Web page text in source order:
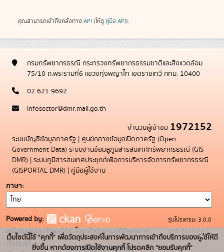
คุณสามารถเข้าถึงคลังทาง API (ให้ดู คู่มือ API).
กรมทรัพยากรธรณี กระทรวงทรัพยากรธรรมชาติและสิ่งแวดล้อม
75/10 ถ.พระรามที่6 แขวงทุ่งพญาไท เขตราชเทวี กทม. 10400
02 621 9692
infosector@dmr.mail.go.th
จำนวนผู้เข้าชม 1972152
ระบบบัญชีข้อมูลภาครัฐ | ศูนย์กลางข้อมูลเปิดภาครัฐ (Open
Government Data) ระบบฐานข้อมลูภูมิสารสนเทศทรัพยากรธรณี (GIS
DMR) | ระบบภูมิสารสนเทศประยุกต์เพื่อการบริหารจัดการทรัพยากรธรณี
(GISPORTAL DMR) | คู่มือผู้ใช้งาน
ภาษา
Powered by:
สนับสนุนระบบ Thai-GDC โดย สำนักงานสถิติแห่งชาติ
เว็บไซต์ที่
ระบบบัญชีข้อมูลภาครัฐ
รุ่นโปรแกรม: 3.0.0
วันที่: 2025-05-
19
เว็บไซต์นี้ใช้ "คุกกี้" เพื่อวัตถุประสงค์ในการพัฒนาการเข้าถึงบริการของผู้ใช้ให้ดี
ยิ่งขึ้น หากต้องการเปิดใช้งานคุกกี้ โปรดคลิก "ยอมรับคุกกี้"
x